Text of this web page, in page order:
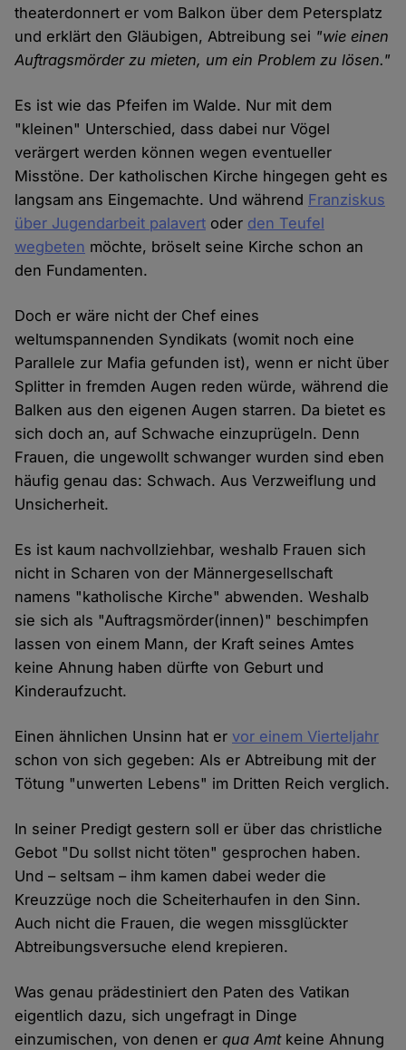
theaterdonnert er vom Balkon über dem Petersplatz
und erklärt den Gläubigen, Abtreibung sei "wie einen
Auftragsmörder zu mieten, um ein Problem zu lösen."
Es ist wie das Pfeifen im Walde. Nur mit dem
"kleinen" Unterschied, dass dabei nur Vögel
verärgert werden können wegen eventueller
Misstöne. Der katholischen Kirche hingegen geht es
langsam ans Eingemachte. Und während Franziskus
über Jugendarbeit palavert oder den Teufel
wegbeten möchte, bröselt seine Kirche schon an
den Fundamenten.
Doch er wäre nicht der Chef eines
weltumspannenden Syndikats (womit noch eine
Parallele zur Mafia gefunden ist), wenn er nicht über
Splitter in fremden Augen reden würde, während die
Balken aus den eigenen Augen starren. Da bietet es
sich doch an, auf Schwache einzuprügeln. Denn
Frauen, die ungewollt schwanger wurden sind eben
häufig genau das: Schwach. Aus Verzweiflung und
Unsicherheit.
Es ist kaum nachvollziehbar, weshalb Frauen sich
nicht in Scharen von der Männergesellschaft
namens "katholische Kirche" abwenden. Weshalb
sie sich als "Auftragsmörder(innen)" beschimpfen
lassen von einem Mann, der Kraft seines Amtes
keine Ahnung haben dürfte von Geburt und
Kinderaufzucht.
Einen ähnlichen Unsinn hat ervor einem Vierteljahr
schon von sich gegeben: Als er Abtreibung mit der
Tötung "unwerten Lebens" im Dritten Reich verglich.
In seiner Predigt gestern soll er über das christliche
Gebot "Du sollst nicht töten" gesprochen haben.
Und – seltsam – ihm kamen dabei weder die
Kreuzzüge noch die Scheiterhaufen in den Sinn.
Auch nicht die Frauen, die wegen missglückter
Abtreibungsversuche elend krepieren.
Was genau prädestiniert den Paten des Vatikan
eigentlich dazu, sich ungefragt in Dinge
einzumischen, von denen erqua Amtkeine Ahnung